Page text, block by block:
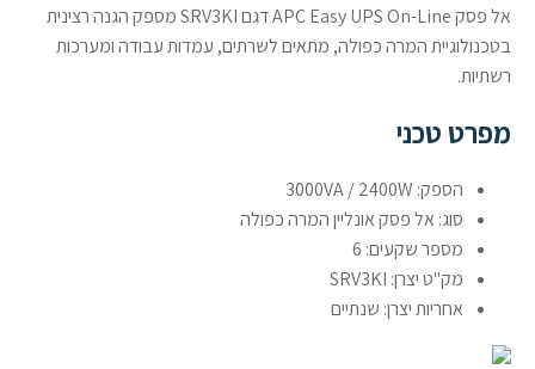
אל פסק APC Easy UPS On-Line דגם SRV3KI מספק הגנה רצינית
בטכנולוגיית המרה כפולה, מתאים לשרתים, עמדות עבודה ומערכות
רשתיות.
מפרט טכני
הספק: 3000VA / 2400W
סוג: אל פסק אונליין המרה כפולה
מספר שקעים: 6
מק"ט יצרן: SRV3KI
אחריות יצרן: שנתיים